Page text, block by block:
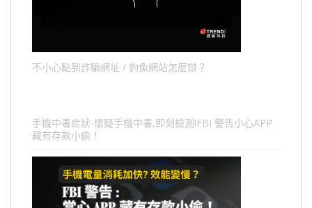
不小心點到詐騙網址 / 釣魚網站怎麼辦？
手機中毒症狀-懷疑手機中毒,即刻檢測!FBI 警告小心APP
藏有存款小偷！